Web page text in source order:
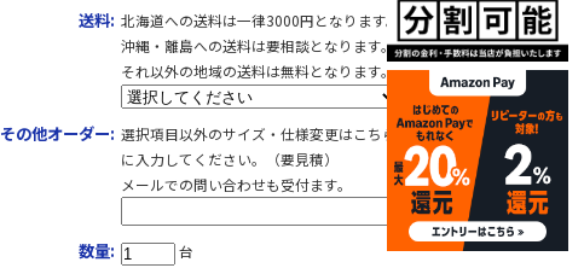
送料: 北海道への送料は一律3000円となります。
沖縄・離島への送料は要相談となります。
それ以外の地域の送料は無料となります。
その他オーダー: 選択項目以外のサイズ・仕様変更はこちら
に入力してください。（要見積）
メールでの問い合わせも受付ます。
数量: 台